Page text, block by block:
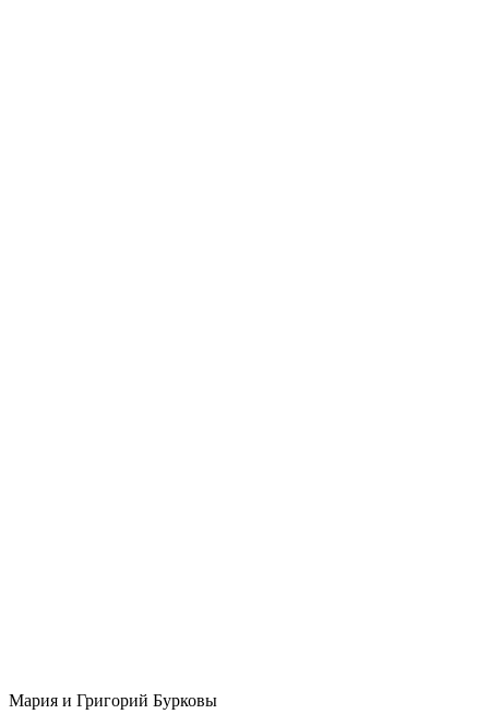
Мария и Григорий Бурковы